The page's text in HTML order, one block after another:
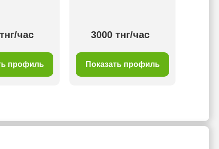
час
профиль
3000 тнг/час
Показать профиль